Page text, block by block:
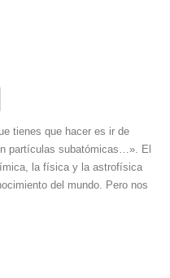
tienes que hacer es ir de
partículas subatómicas…». El
la física y la astrofísica
del mundo. Pero nos